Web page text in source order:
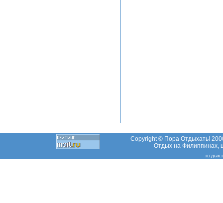
Copyright © Пора Отдыхать!
Отдых на Филиппинах,
отдых